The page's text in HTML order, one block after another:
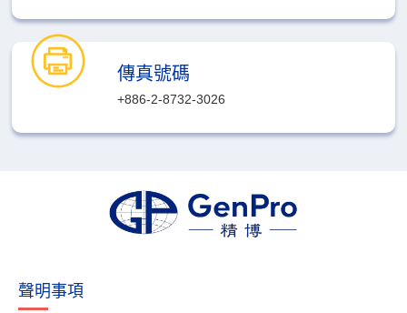
傳真號碼
+886-2-8732-3026
聲明事項